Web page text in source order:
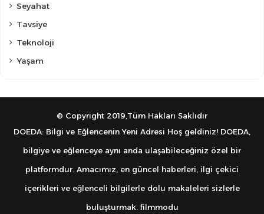
Seyahat
Tavsiye
Teknoloji
Yaşam
© Copyright 2019,Tüm Hakları Saklıdır
DOEDA: Bilgi ve Eğlencenin Yeni Adresi Hoş geldiniz! DOEDA,
bilgiye ve eğlenceye aynı anda ulaşabileceğiniz özel bir
platformdur. Amacımız, en güncel haberleri, ilgi çekici
içerikleri ve eğlenceli bilgilerle dolu makaleleri sizlerle
buluşturmak. filmmodu